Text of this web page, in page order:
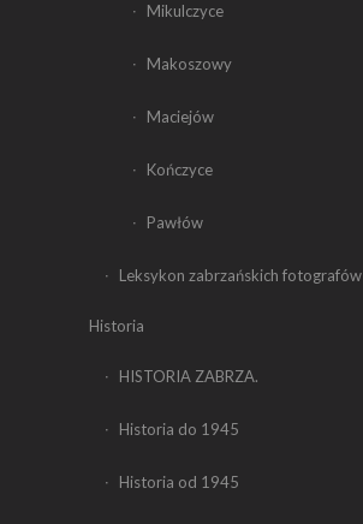
Mikulczyce
Makoszowy
Maciejów
Kończyce
Pawłów
Leksykon zabrzańskich fotografów
Historia
HISTORIA ZABRZA.
Historia do 1945
Historia od 1945